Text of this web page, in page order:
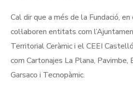
Cal dir que a més de la Fundació,
col·laboren entitats com
Territorial Ceràmic i el CEEI
com Cartonajes La Plana, Pavimbe,
Garsaco i Tecnopàmic.